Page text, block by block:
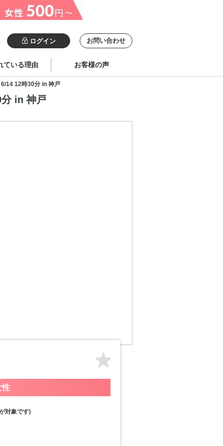
ログイン お問い合わせ
ている理由 お客様の声
14 12時30分 in 神戸
分 in 神戸
性
対象です)